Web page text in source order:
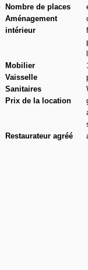
Nombre de places
Aménagement
intérieur
Mobilier
Vaisselle
Sanitaires
Prix de la location
Restaurateur agréé